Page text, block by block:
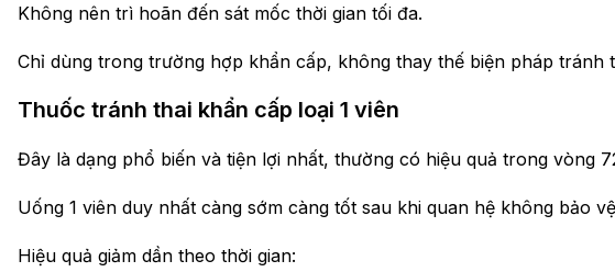
Không nên trì hoãn đến sát mốc thời gian tối đa.
Chỉ dùng trong trường hợp khẩn cấp, không thay thế biện pháp tránh
Thuốc tránh thai khẩn cấp loại 1 viên
Đây là dạng phổ biến và tiện lợi nhất, thường có hiệu quả trong vòng
Uống 1 viên duy nhất càng sớm càng tốt sau khi quan hệ không bảo
Hiệu quả giảm dần theo thời gian: